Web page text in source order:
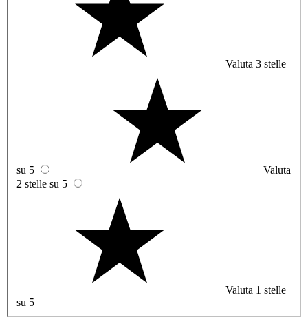
Valuta 3 stelle
su 5
Valuta
2 stelle su 5
Valuta 1 stelle
su 5